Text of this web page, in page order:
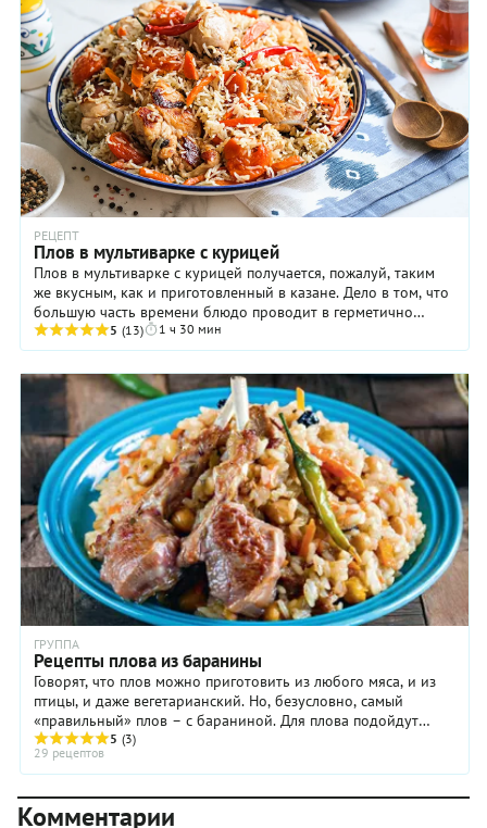
РЕЦЕПТ
Плов в мультиварке с курицей
Плов в мультиварке с курицей получается, пожалуй, таким
же вкусным, как и приготовленный в казане. Дело в том, что
большую часть времени блюдо проводит в герметично
закрытом приборе, поэтому рис в ...
5 (13) 1 ч 30 мин
ГРУППА
Рецепты плова из баранины
Говорят, что плов можно приготовить из любого мяса, и из
птицы, и даже вегетарианский. Но, безусловно, самый
«правильный» плов – с бараниной. Для плова подойдут
различные отрубы баранины, пригодные для относительно
длительного приготовления, такие как мякоть ноги, лопатка,
ребрышки. Красивые бараньи котлеты на косточки быстро
обжариваются до закладки других продуктов, а затем
используются как украшение блюда с пловом. Плов с
5 (3)
29 рецептов
Комментарии